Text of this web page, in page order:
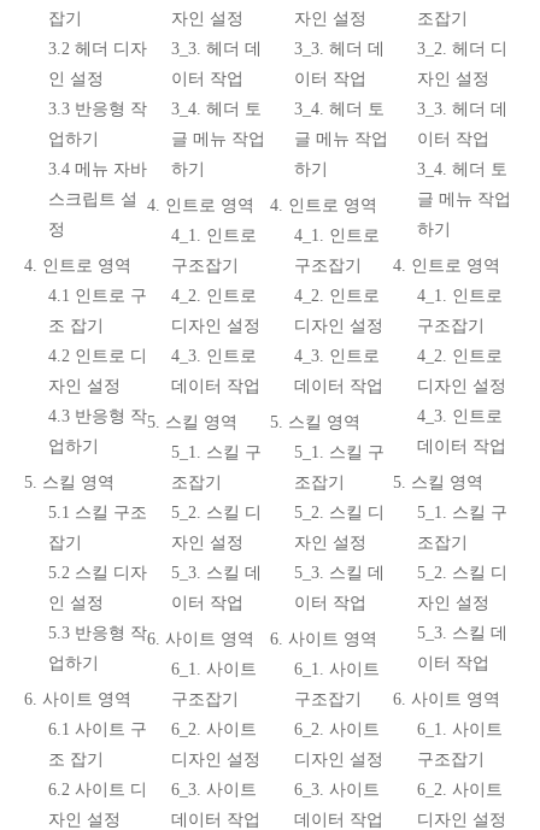
잡기
3.2 헤더 디자
인 설정
3.3 반응형 작
업하기
3.4 메뉴 자바
스크립트 설
정
4. 인트로 영역
4.1 인트로 구
조 잡기
4.2 인트로 디
자인 설정
4.3 반응형 작
업하기
5. 스킬 영역
5.1 스킬 구조
잡기
5.2 스킬 디자
인 설정
5.3 반응형 작
업하기
6. 사이트 영역
6.1 사이트 구
조 잡기
6.2 사이트 디
자인 설정
자인 설정
3_3. 헤더 데
이터 작업
3_4. 헤더 토
글 메뉴 작업
하기
4. 인트로 영역
4_1. 인트로
구조잡기
4_2. 인트로
디자인 설정
4_3. 인트로
데이터 작업
5. 스킬 영역
5_1. 스킬 구
조잡기
5_2. 스킬 디
자인 설정
5_3. 스킬 데
이터 작업
6. 사이트 영역
6_1. 사이트
구조잡기
6_2. 사이트
디자인 설정
6_3. 사이트
데이터 작업
자인 설정
3_3. 헤더 데
이터 작업
3_4. 헤더 토
글 메뉴 작업
하기
4. 인트로 영역
4_1. 인트로
구조잡기
4_2. 인트로
디자인 설정
4_3. 인트로
데이터 작업
5. 스킬 영역
5_1. 스킬 구
조잡기
5_2. 스킬 디
자인 설정
5_3. 스킬 데
이터 작업
6. 사이트 영역
6_1. 사이트
구조잡기
6_2. 사이트
디자인 설정
6_3. 사이트
데이터 작업
조잡기
3_2. 헤더 디
자인 설정
3_3. 헤더 데
이터 작업
3_4. 헤더 토
글 메뉴 작업
하기
4. 인트로 영역
4_1. 인트로
구조잡기
4_2. 인트로
디자인 설정
4_3. 인트로
데이터 작업
5. 스킬 영역
5_1. 스킬 구
조잡기
5_2. 스킬 디
자인 설정
5_3. 스킬 데
이터 작업
6. 사이트 영역
6_1. 사이트
구조잡기
6_2. 사이트
디자인 설정